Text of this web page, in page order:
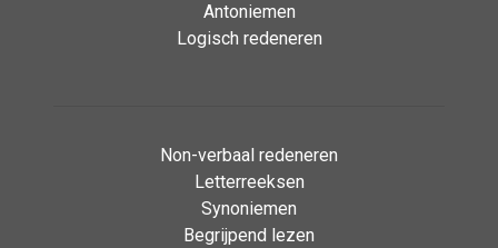
Antoniemen
Logisch redeneren
Non-verbaal redeneren
Letterreeksen
Synoniemen
Begrijpend lezen